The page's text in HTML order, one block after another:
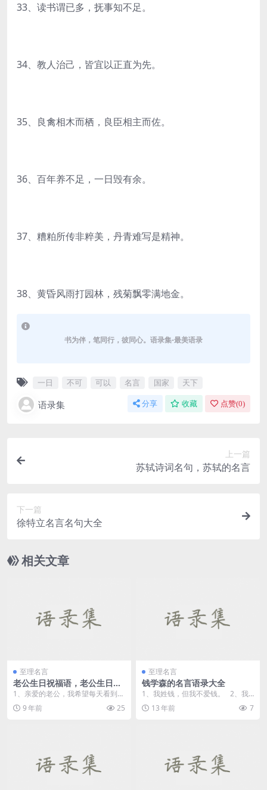
33、读书谓已多，抚事知不足。
34、教人治己，皆宜以正直为先。
35、良禽相木而栖，良臣相主而佐。
36、百年养不足，一日毁有余。
37、糟粕所传非粹美，丹青难写是精神。
38、黄昏风雨打园林，残菊飘零满地金。
书为伴，笔同行，彼同心。语录集-最美语录
一日 不可 可以 名言 国家 天下
语录集 分享 收藏 点赞(0)
上一篇
苏轼诗词名句，苏轼的名言
下一篇
徐特立名言名句大全
相关文章
至理名言
老公生日祝福语，老公生日快
乐祝福语
1、亲爱的老公，我希望每天看到你
的笑容，不要再背负太大的压力；
我希望能够陪你到牙...
9 年前 25
至理名言
钱学森的名言语录大全
1、我姓钱，但我不爱钱。 2、我
们不能人云亦云，这不是科学精
神，科...
13 年前 7